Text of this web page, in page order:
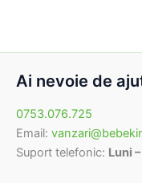
Ai nevoie de
0753.076.725
Email:
Suport telefonic: Luni